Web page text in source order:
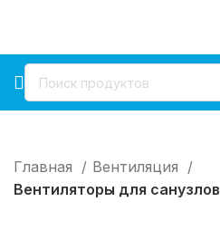
Главная
Вентиляция
Вентиляторы для санузлов